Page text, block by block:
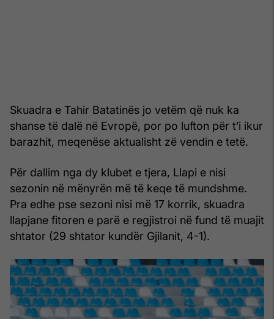
Skuadra e Tahir Batatinës jo vetëm që nuk ka
shanse të dalë në Evropë, por po lufton për t’i ikur
barazhit, meqenëse aktualisht zë vendin e tetë.
Për dallim nga dy klubet e tjera, Llapi e nisi
sezonin në mënyrën më të keqe të mundshme.
Pra edhe pse sezoni nisi më 17 korrik, skuadra
llapjane fitoren e parë e regjistroi në fund të muajit
shtator (29 shtator kundër Gjilanit, 4-1).